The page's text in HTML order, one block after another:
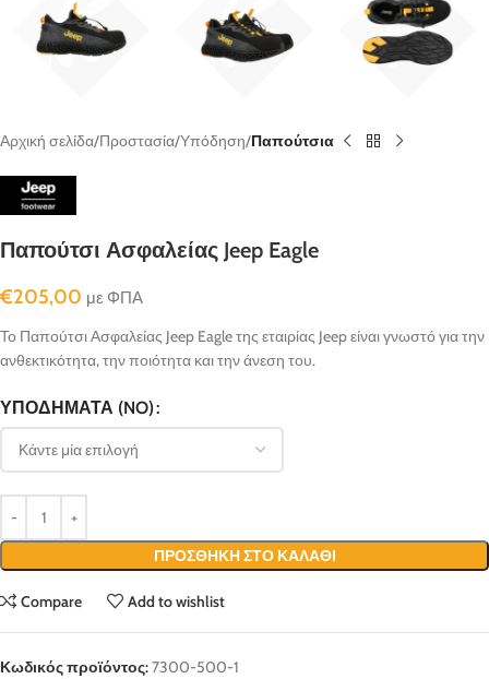
Αρχική σελίδα Προστασία Υπόδηση Παπούτσια
Παπούτσι Ασφαλείας Jeep Eagle
€205,00 με ΦΠΑ
Το Παπούτσι Ασφαλείας Jeep Eagle της εταιρίας Jeep είναι γνωστό για την
ανθεκτικότητα, την ποιότητα και την άνεση του.
ΥΠΟΔΉΜΑΤΑ (NO)
ΠΡΟΣΘΉΚΗ ΣΤΟ ΚΑΛΆΘΙ
Compare Add to wishlist
Κωδικός προϊόντος:7300-500-1